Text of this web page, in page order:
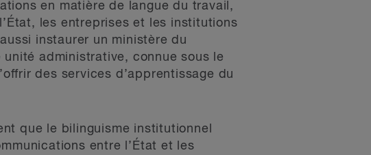
en matière de langue du travail,
les entreprises et les institutions
instaurer un ministère du
administrative, connue sous le
des services d’apprentissage du
que le bilinguisme institutionnel
entre l’État et les